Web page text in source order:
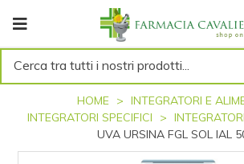
Cerca tra tutti i nostri prodotti...
HOME
INTEGRATORI E
INTEGRATORI SPECIFICI
UVA URSINA FGL SOL IAL